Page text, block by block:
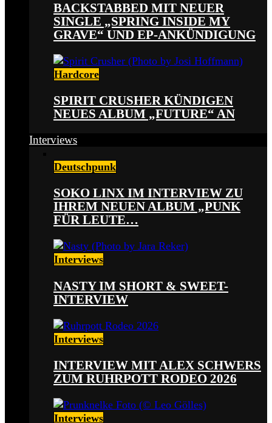
BACKSTABBED MIT NEUER
SINGLE „SPRING INSIDE MY
GRAVE“ UND EP-ANKÜNDIGUNG
Hardcore
SPIRIT CRUSHER KÜNDIGEN
NEUES ALBUM „FUTURE“ AN
Interviews
Deutschpunk
SOKO LINX IM INTERVIEW ZU
IHREM NEUEN ALBUM „PUNK
FÜR LEUTE…
Interviews
NASTY IM SHORT & SWEET-
INTERVIEW
Interviews
INTERVIEW MIT ALEX SCHWERS
ZUM RUHRPOTT RODEO 2026
Interviews